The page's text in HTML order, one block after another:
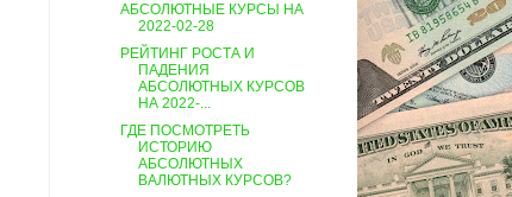
АБСОЛЮТНЫЕ КУРСЫ НА
2022-02-28
РЕЙТИНГ РОСТА И
ПАДЕНИЯ
АБСОЛЮТНЫХ КУРСОВ
НА 2022-...
ГДЕ ПОСМОТРЕТЬ
ИСТОРИЮ
АБСОЛЮТНЫХ
ВАЛЮТНЫХ КУРСОВ?